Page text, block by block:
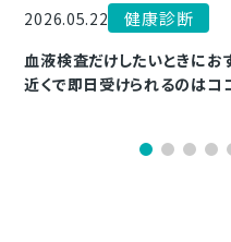
2026.05.22 健康診断
血液検査だけしたいときにお
近くで即日受けられるのはコ